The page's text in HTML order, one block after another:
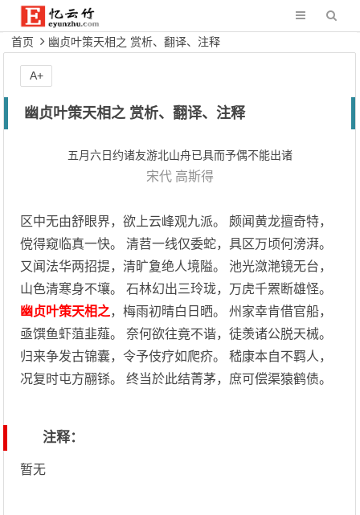
首页 幽贞叶策天相之 赏析、翻译、注释
幽贞叶策天相之 赏析、翻译、注释
五月六日约诸友游北山舟已具而予偶不能出诸
宋代 高斯得
区中无由舒眼界，欲上云峰观九派。 颇闻黄龙擅奇特，
傥得窥临真一快。 清苕一线仅委蛇，具区万顷何滂湃。
又闻法华两招提，清旷夐绝人境隘。 池光潋滟镜无台，
山色清寒身不壤。 石林幻出三玲珑，万虎千罴断雄怪。
幽贞叶策天相之，梅雨初晴白日晒。 州家幸肯借官船，
亟馔鱼虾菹韭薤。 奈何欲往竟不谐，徒羡诸公脱天械。
归来争发古锦囊，令予伎疗如爬疥。 嵇康本自不羁人，
况复时屯方翮铩。 终当於此结菁茅，庶可偿渠猿鹤债。
注释：
暂无
A+